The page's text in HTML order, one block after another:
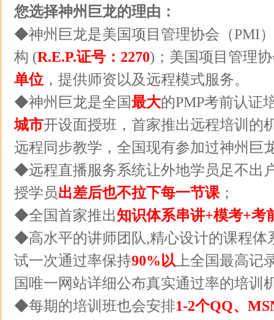
您选择神州巨龙的理由：
◆神州巨龙是美国项目管理协会（PMI
构 (R.E.P.证号：2270)；美国项目管理
单位 ，提供师资以及远程模式服务。
◆神州巨龙是全国最大的PMP考前认证
城市开设面授班，首家推出远程培训的
远程同步教学，全国现有参加过神州巨
◆远程直播服务系统让外地学员足不出
授学员出差后也不拉下每一节课；
◆全国首家推出知识体系串讲+模考+考
◆高水平的讲师团队,精心设计的课程体
试一次通过率保持90%以 上全国最高记
国唯一网站详细公布真实通过率的培训
◆每期的培训班也会安排1-2个QQ、